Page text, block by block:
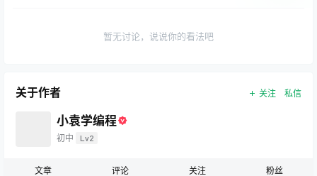
暂无讨论，说说你的看法吧
关于作者 关注 私信
小袁学编程
初中 Lv2
文章 评论 关注 粉丝